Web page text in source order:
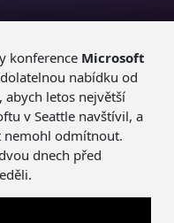
konference Microsoft
nabídku od
letos největší
v Seattle navštívil, a
nemohl odmítnout.
dnech před